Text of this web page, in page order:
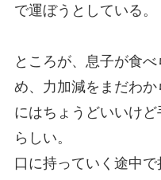
で運ぼうとしている。
ところが、息子が食
め、力加減をまだわ
にはちょうどいいけ
らしい。
口に持っていく途中